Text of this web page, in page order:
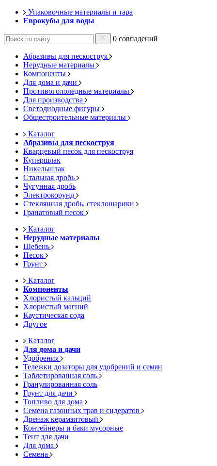
Упаковочные материалы и тара
Еврокубы для воды
0 совпадений
Абразивы для пескоструя
Нерудные материалы
Компоненты
Для дома и дачи
Противогололедные материалы
Для производства
Светодиодные фигуры
Общестроительные материалы
Каталог
Абразивы для пескоструя
Кварцевый песок для пескоструя
Купершлак
Никельшлак
Стальная дробь
Чугунная дробь
Электрокорунд
Стеклянная дробь, стеклошарики
Гранатовый песок
Каталог
Нерудные материалы
Щебень
Песок
Грунт
Каталог
Компоненты
Хлористый кальций
Хлористый магний
Каустическая сода
Другое
Каталог
Для дома и дачи
Удобрения
Тележки дозаторы для удобрений и семян
Таблетированная соль
Гранулированная соль
Грунт для дачи
Топливо для дома
Семена газонных трав и сидератов
Дренаж керамзитовый
Контейнеры и баки мусорные
Тент для дачи
Для дома
Семена